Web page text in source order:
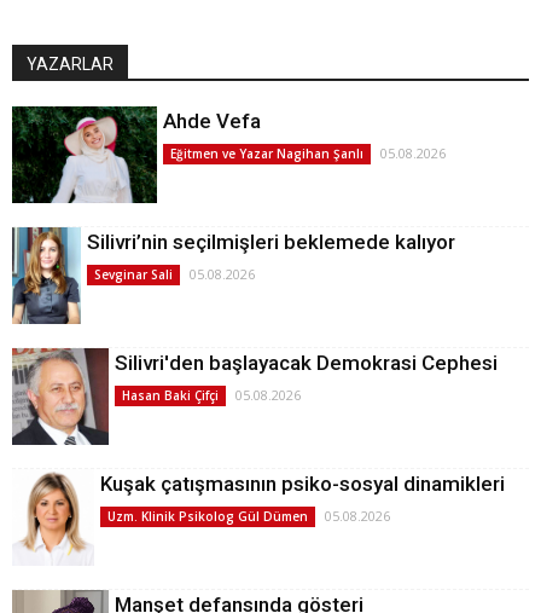
YAZARLAR
Ahde Vefa
Eğitmen ve Yazar Nagihan Şanlı 05.08.2026
Silivri’nin seçilmişleri beklemede kalıyor
Sevginar Sali 05.08.2026
Silivri'den başlayacak Demokrasi Cephesi
Hasan Baki Çifçi 05.08.2026
Kuşak çatışmasının psiko-sosyal dinamikleri
Uzm. Klinik Psikolog Gül Dümen 05.08.2026
Manşet defansında gösteri